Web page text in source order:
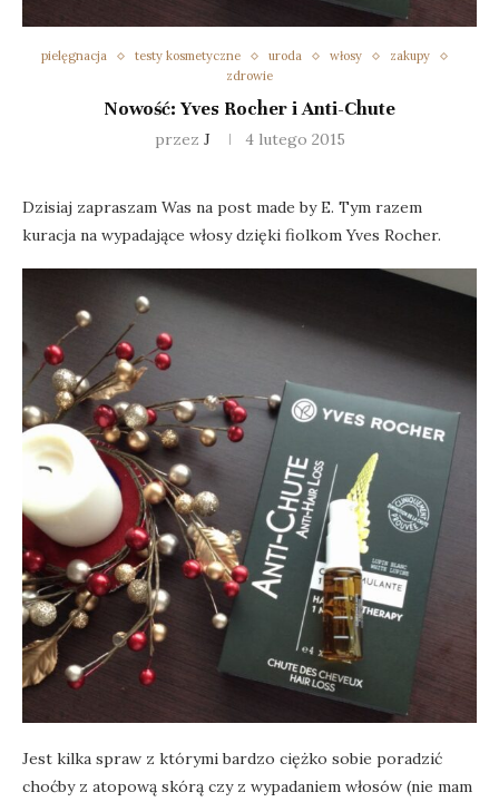
pielęgnacja testy kosmetyczne uroda włosy
zakupy
zdrowie
Nowość: Yves Rocher i Anti-Chute
przez J 4 lutego 2015
Dzisiaj zapraszam Was na post made by E. Tym razem
kuracja na wypadające włosy dzięki fiolkom Yves Rocher.
Jest kilka spraw z którymi bardzo ciężko sobie poradzić
choćby z atopową skórą czy z wypadaniem włosów (nie mam